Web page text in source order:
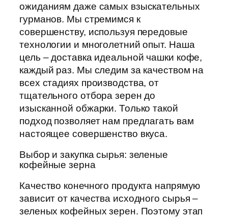
ожиданиям даже самых взыскательных
гурманов. Мы стремимся к
совершенству, используя передовые
технологии и многолетний опыт. Наша
цель – доставка идеальной чашки кофе,
каждый раз. Мы следим за качеством на
всех стадиях производства, от
тщательного отбора зерен до
изысканной обжарки. Только такой
подход позволяет нам предлагать вам
настоящее совершенство вкуса.
Выбор и закупка сырья: зеленые
кофейные зерна
Качество конечного продукта напрямую
зависит от качества исходного сырья –
зеленых кофейных зерен. Поэтому этап